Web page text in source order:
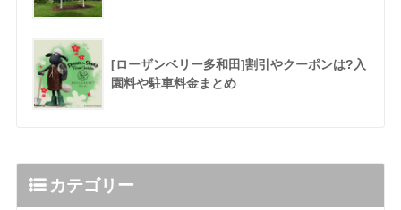
[ローザンベリー多和田]割引やクーポンは?入
園料や駐車料金まとめ
カテゴリー